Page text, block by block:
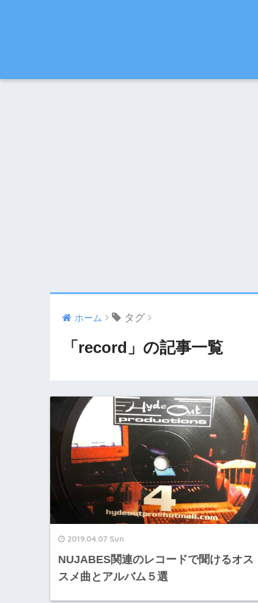
ホーム タグ
「record」の記事一覧
2019.04.07 Sun
NUJABES関連のレコードで聞けるオス
スメ曲とアルバム５選